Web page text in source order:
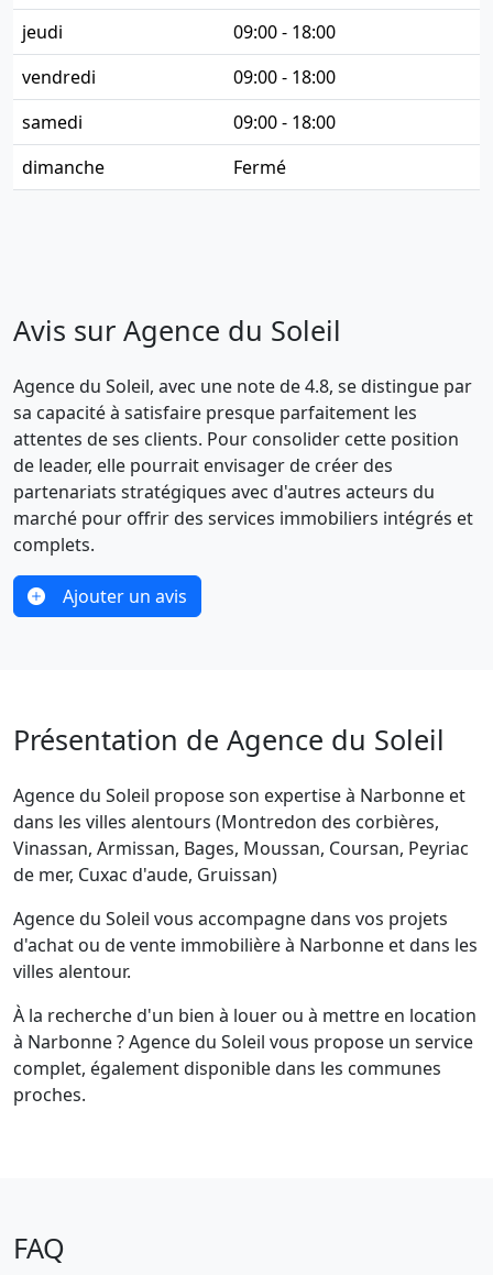
jeudi
09:00 - 18:00
vendredi
09:00 - 18:00
samedi
09:00 - 18:00
dimanche
Fermé
Avis sur Agence du Soleil
Agence du Soleil, avec une note de 4.8, se distingue par
sa capacité à satisfaire presque parfaitement les
attentes de ses clients. Pour consolider cette position
de leader, elle pourrait envisager de créer des
partenariats stratégiques avec d'autres acteurs du
marché pour offrir des services immobiliers intégrés et
complets.
Ajouter un avis
Présentation de Agence du Soleil
Agence du Soleil propose son expertise à Narbonne et
dans les villes alentours (Montredon des corbières,
Vinassan, Armissan, Bages, Moussan, Coursan, Peyriac
de mer, Cuxac d'aude, Gruissan)
Agence du Soleil vous accompagne dans vos projets
d'achat ou de vente immobilière à Narbonne et dans les
villes alentour.
À la recherche d'un bien à louer ou à mettre en location
à Narbonne ? Agence du Soleil vous propose un service
complet, également disponible dans les communes
proches.
FAQ